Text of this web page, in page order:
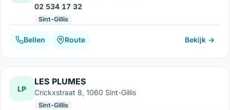
02 534 17 32
Sint-Gillis
Bellen Route Bekijk →
LP
LES PLUMES
Crickxstraat 8, 1060 Sint-Gillis
Sint-Gillis